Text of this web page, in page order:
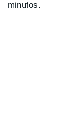
minutos.